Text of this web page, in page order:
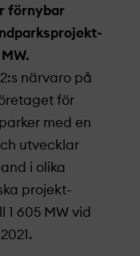
förnybar
närvaro på
för
med en
utvecklar
i olika
projekt­
605 MW vid